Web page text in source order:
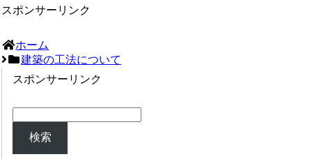
スポンサーリンク
ホーム
建築の工法について
スポンサーリンク
検索